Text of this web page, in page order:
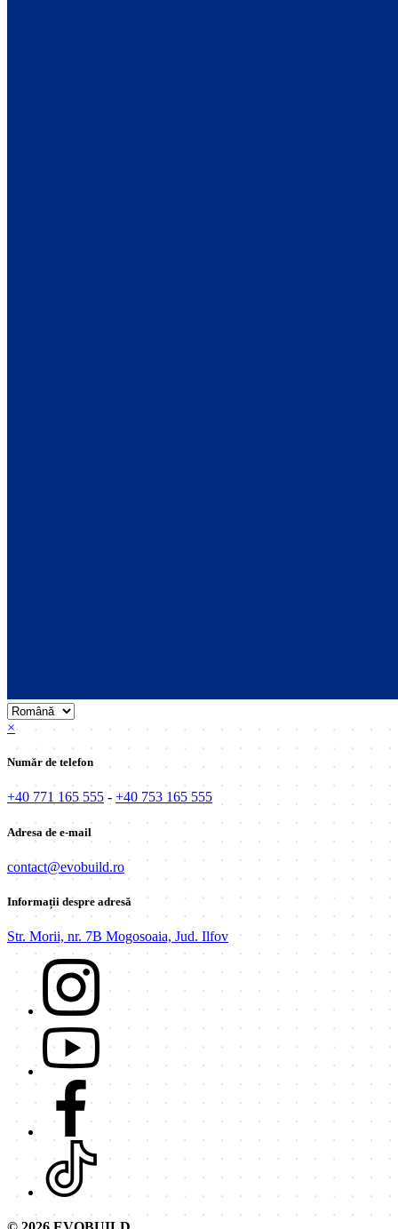
×
Număr de telefon
+40 771 165 555 - +40 753 165 555
Adresa de e-mail
contact@evobuild.ro
Informații despre adresă
Str. Morii, nr. 7B Mogosoaia, Jud. Ilfov